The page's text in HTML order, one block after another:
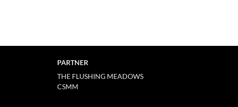
PARTNER
THE FLUSHING MEADOWS
CSMM